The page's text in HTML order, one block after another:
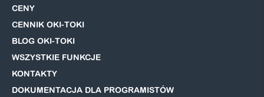
CENY
CENNIK OKI-TOKI
BLOG OKI-TOKI
WSZYSTKIE FUNKCJE
KONTAKTY
DOKUMENTACJA DLA PROGRAMISTÓW